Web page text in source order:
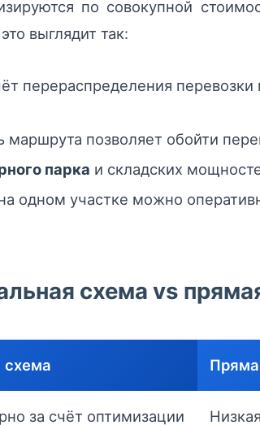
по совокупной
выглядит так:
перераспределения
маршрута позволяет обойти
парка и складских
одном участке можно
схема vs
схема
за счёт оптимизации